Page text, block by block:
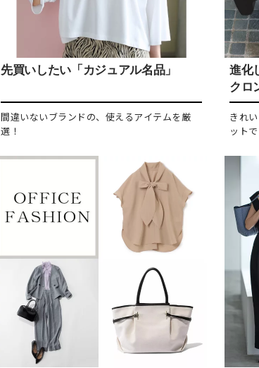
先買いしたい「カジュアル名品」
間違いないブランドの、使えるアイテムを厳
選！
進化
クロ
きれ
ット